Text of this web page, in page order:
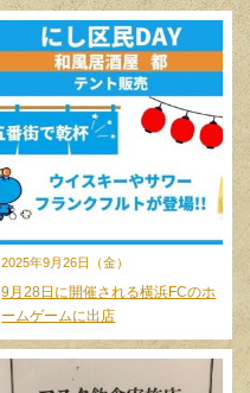
2025年9月26日（金）
9月28日に開催される横浜FCのホ
ームゲームに出店